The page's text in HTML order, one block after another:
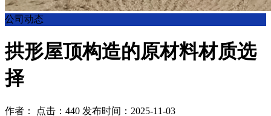
公司动态
拱形屋顶构造的原材料材质选
择
作者： 点击：440 发布时间：2025-11-03